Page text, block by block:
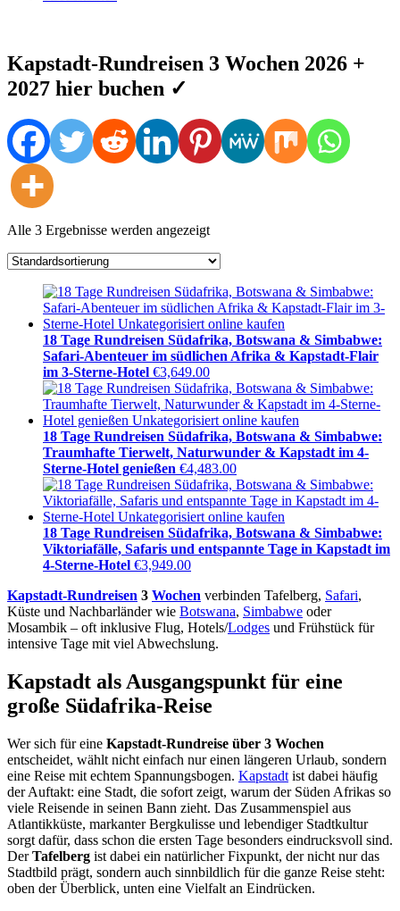
Kapstadt-Rundreisen 3 Wochen 2026 +
2027 hier buchen ✓
Alle 3 Ergebnisse werden angezeigt
18 Tage Rundreisen Südafrika, Botswana & Simbabwe:
Safari-Abenteuer im südlichen Afrika & Kapstadt-Flair
im 3-Sterne-Hotel €3,649.00
18 Tage Rundreisen Südafrika, Botswana & Simbabwe:
Traumhafte Tierwelt, Naturwunder & Kapstadt im 4-
Sterne-Hotel genießen €4,483.00
18 Tage Rundreisen Südafrika, Botswana & Simbabwe:
Viktoriafälle, Safaris und entspannte Tage in Kapstadt im
4-Sterne-Hotel €3,949.00
Kapstadt-Rundreisen 3 Wochen verbinden Tafelberg, Safari,
Küste und Nachbarländer wie Botswana, Simbabwe oder
Mosambik – oft inklusive Flug, Hotels/Lodges und Frühstück für
intensive Tage mit viel Abwechslung.
Kapstadt als Ausgangspunkt für eine
große Südafrika-Reise
Wer sich für eine Kapstadt-Rundreise über 3 Wochen
entscheidet, wählt nicht einfach nur einen längeren Urlaub, sondern
eine Reise mit echtem Spannungsbogen. Kapstadt ist dabei häufig
der Auftakt: eine Stadt, die sofort zeigt, warum der Süden Afrikas so
viele Reisende in seinen Bann zieht. Das Zusammenspiel aus
Atlantikküste, markanter Bergkulisse und lebendiger Stadtkultur
sorgt dafür, dass schon die ersten Tage besonders eindrucksvoll sind.
DerTafelberg ist dabei ein natürlicher Fixpunkt, der nicht nur das
Stadtbild prägt, sondern auch sinnbildlich für die ganze Reise steht:
oben der Überblick, unten eine Vielfalt an Eindrücken.